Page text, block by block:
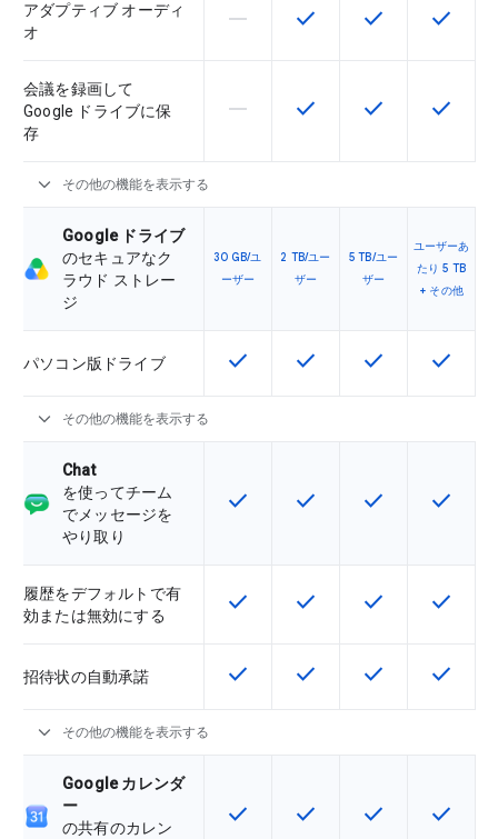
アダプティブ オーディ
オ
この機能は該当の SKU でサポー
horizontal_rule この機能は該当の SKU
check この機能は該当
check この機
check
会議を録画して
Google ドライブに保
存
この機能は該当の SKU でサポー
horizontal_rule この機能は該当の SKU
check この機能は該当
check この機
check
expand_more その他の機能を表示する
Google ドライブ
のセキュアなク
ラウド ストレー
ジ
30 GB/ユ
ーザー
2 TB/ユー
ザー
5 TB/ユー
ザー
ユーザーあ
たり 5 TB
+ その他
パソコン版ドライブ この機能は該当の SKU で利用で
check この機能は該当の SKU
check この機能は該当
check この機
check
expand_more その他の機能を表示する
Chat
を使ってチーム
でメッセージを
やり取り
この機能は該当の SKU で利用で
check この機能は該当の SKU
check この機能は該当
check この機
check
履歴をデフォルトで有
効または無効にする
この機能は該当の SKU で利用で
check この機能は該当の SKU
check この機能は該当
check この機
check
招待状の自動承諾 この機能は該当の SKU で利用で
check この機能は該当の SKU
check この機能は該当
check この機
check
expand_more その他の機能を表示する
Google カレンダ
ー
の共有のカレン
この機能は該当の SKU で利用で
check この機能は該当の SKU
check この機能は該当
check この機
check